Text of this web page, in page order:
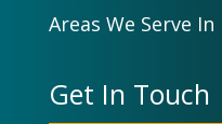
Areas We Serve In
Get In Touch